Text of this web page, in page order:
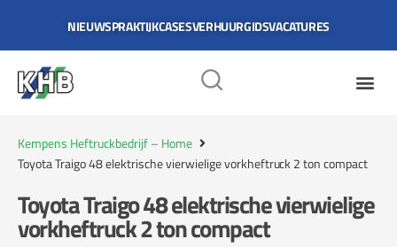
NIEUWSPRAKTIJKCASESVERHUURGIDSVACATURES
Kempens Heftruckbedrijf – Home
Toyota Traigo 48 elektrische vierwielige vorkheftruck 2 ton compact
Toyota Traigo 48 elektrische vierwielige
vorkheftruck 2 ton compact